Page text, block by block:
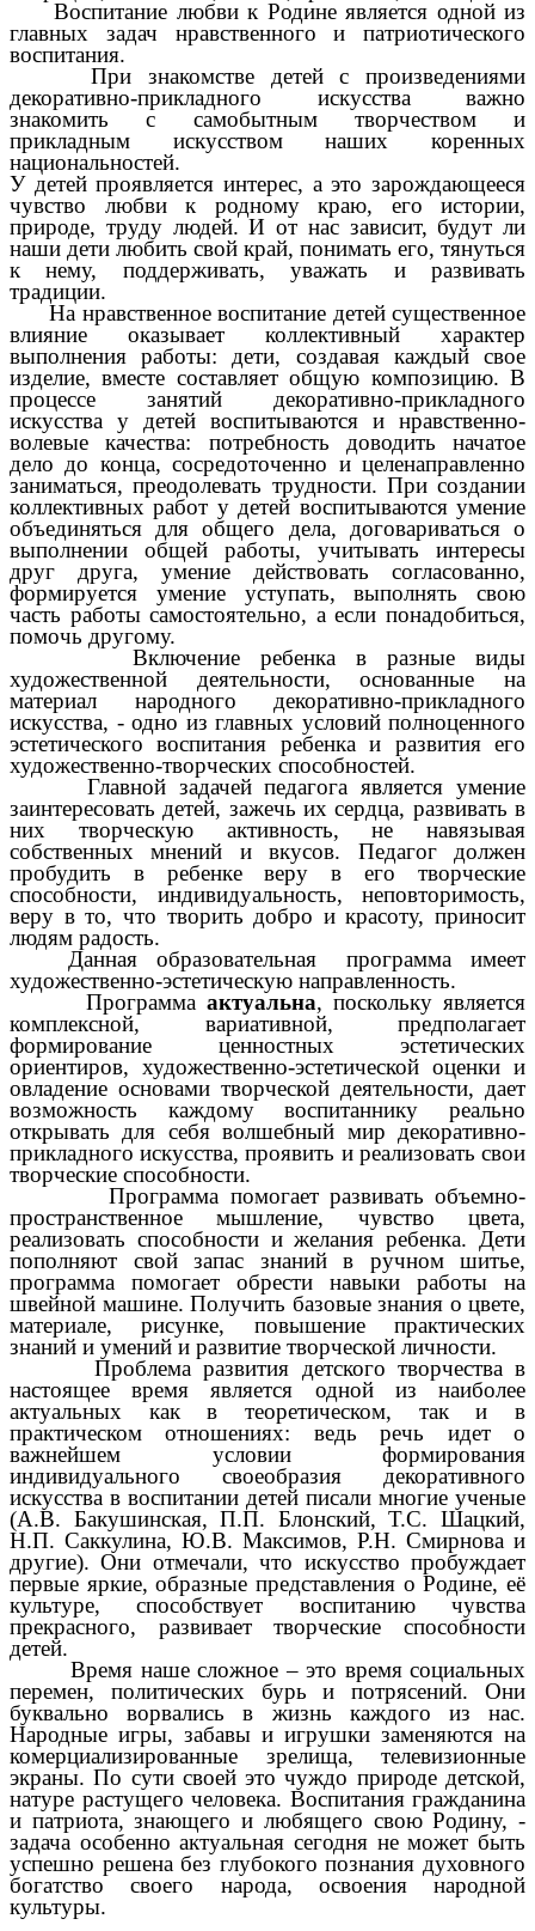
Воспитание любви к Родине является одной из
главных задач нравственного и патриотического
воспитания.
При знакомстве детей с произведениями
декоративно-прикладного искусства важно
знакомить с самобытным творчеством и
прикладным искусством наших коренных
национальностей.
У детей проявляется интерес, а это зарождающееся
чувство любви к родному краю, его истории,
природе, труду людей. И от нас зависит, будут ли
наши дети любить свой край, понимать его, тянуться
к нему, поддерживать, уважать и развивать
традиции.
На нравственное воспитание детей существенное
влияние оказывает коллективный характер
выполнения работы: дети, создавая каждый свое
изделие, вместе составляет общую композицию. В
процессе занятий декоративно-прикладного
искусства у детей воспитываются и нравственно-
волевые качества: потребность доводить начатое
дело до конца, сосредоточенно и целенаправленно
заниматься, преодолевать трудности. При создании
коллективных работ у детей воспитываются умение
объединяться для общего дела, договариваться о
выполнении общей работы, учитывать интересы
друг друга, умение действовать согласованно,
формируется умение уступать, выполнять свою
часть работы самостоятельно, а если понадобиться,
помочь другому.
Включение ребенка в разные виды
художественной деятельности, основанные на
материал народного декоративно-прикладного
искусства, - одно из главных условий полноценного
эстетического воспитания ребенка и развития его
художественно-творческих способностей.
Главной задачей педагога является умение
заинтересовать детей, зажечь их сердца, развивать в
них творческую активность, не навязывая
собственных мнений и вкусов. Педагог должен
пробудить в ребенке веру в его творческие
способности, индивидуальность, неповторимость,
веру в то, что творить добро и красоту, приносит
людям радость.
Данная образовательная программа имеет
художественно-эстетическую направленность.
Программа актуальна, поскольку является
комплексной, вариативной, предполагает
формирование ценностных эстетических
ориентиров, художественно-эстетической оценки и
овладение основами творческой деятельности, дает
возможность каждому воспитаннику реально
открывать для себя волшебный мир декоративно-
прикладного искусства, проявить и реализовать свои
творческие способности.
Программа помогает развивать объемно-
пространственное мышление, чувство цвета,
реализовать способности и желания ребенка. Дети
пополняют свой запас знаний в ручном шитье,
программа помогает обрести навыки работы на
швейной машине. Получить базовые знания о цвете,
материале, рисунке, повышение практических
знаний и умений и развитие творческой личности.
Проблема развития детского творчества в
настоящее время является одной из наиболее
актуальных как в теоретическом, так и в
практическом отношениях: ведь речь идет о
важнейшем условии формирования
индивидуального своеобразия декоративного
искусства в воспитании детей писали многие ученые
(А.В. Бакушинская, П.П. Блонский, Т.С. Шацкий,
Н.П. Саккулина, Ю.В. Максимов, Р.Н. Смирнова и
другие). Они отмечали, что искусство пробуждает
первые яркие, образные представления о Родине, её
культуре, способствует воспитанию чувства
прекрасного, развивает творческие способности
детей.
Время наше сложное – это время социальных
перемен, политических бурь и потрясений. Они
буквально ворвались в жизнь каждого из нас.
Народные игры, забавы и игрушки заменяются на
комерциализированные зрелища, телевизионные
экраны. По сути своей это чуждо природе детской,
натуре растущего человека. Воспитания гражданина
и патриота, знающего и любящего свою Родину, -
задача особенно актуальная сегодня не может быть
успешно решена без глубокого познания духовного
богатство своего народа, освоения народной
культуры.